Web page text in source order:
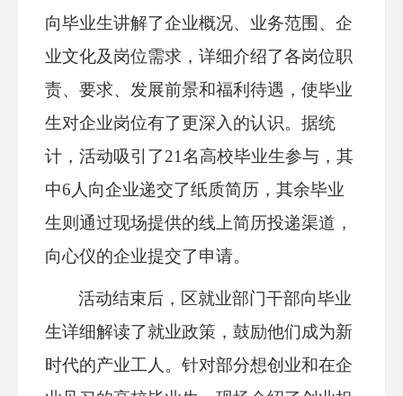
向毕业生讲解了企业概况、业务范围、企
业文化及岗位需求，详细介绍了各岗位职
责、要求、发展前景和福利待遇，使毕业
生对企业岗位有了更深入的认识。据统
计，活动吸引了21名高校毕业生参与，其
中6 人向企业递交了纸质简历，其余毕业
生则通过现场提供的线上简历投递渠道，
向心仪的企业提交了申请。
活动结束后， 区就业部门干部向毕业
生详细解读了就业政策，鼓励他们成为新
时代的产业工人。针对部分想创业和在企